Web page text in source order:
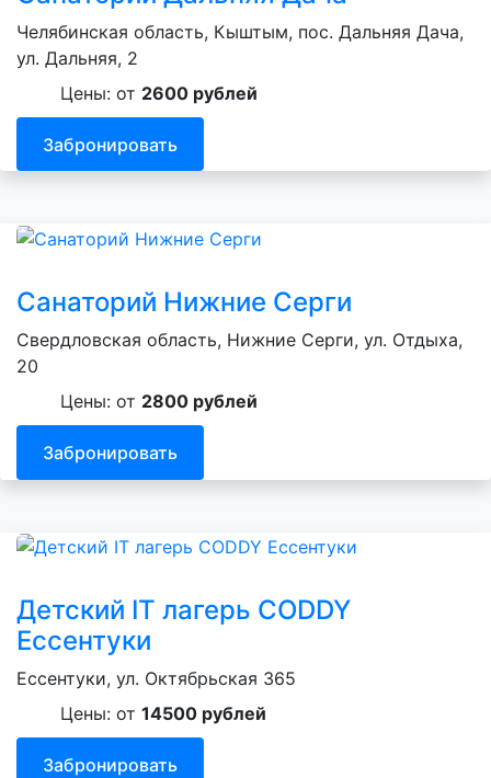
Челябинская область, Кыштым, пос. Дальняя Дача,
ул. Дальняя, 2
Цены: от 2600 рублей
Забронировать
Санаторий Нижние Серги
Свердловская область, Нижние Серги, ул. Отдыха,
20
Цены: от 2800 рублей
Забронировать
Детский IT лагерь CODDY
Ессентуки
Ессентуки, ул. Октябрьская 365
Цены: от 14500 рублей
Забронировать